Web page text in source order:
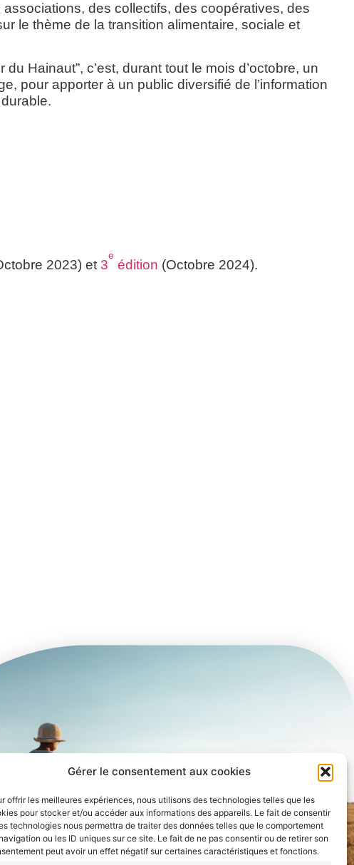
Gérer le consentement aux cookies
offrir les meilleures expériences, nous utilisons des technologies telles que les
pour stocker et/ou accéder aux informations des appareils. Le fait de consentir
technologies nous permettra de traiter des données telles que le comportement
ou les ID uniques sur ce site. Le fait de ne pas consentir ou de retirer son
peut avoir un effet négatif sur certaines caractéristiques et fonctions.
des col­lec­tifs, des coopé­ra­tives, des
le thème de la tran­si­tion ali­men­taire, sociale et
Hai­naut”, c’est, durant tout le mois d’octobre, un
pour appor­ter à un public diver­si­fié de l’in­for­ma­tion
2023) et 3
e
édi­tion (Octobre 2024).